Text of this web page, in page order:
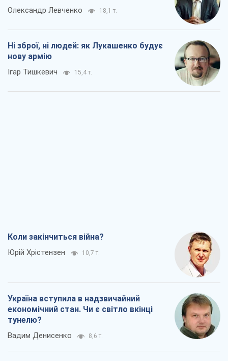
Олександр Левченко 18,1 т.
Ні зброї, ні людей: як Лукашенко будує
нову армію
Ігар Тишкевич 15,4 т.
Коли закінчиться війна?
Юрій Хрістензен 10,7 т.
Україна вступила в надзвичайний
економічний стан. Чи є світло вкінці
тунелю?
Вадим Денисенко 8,6 т.